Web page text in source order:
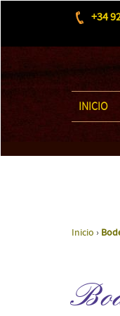
+34
INICIO
Inicio ›